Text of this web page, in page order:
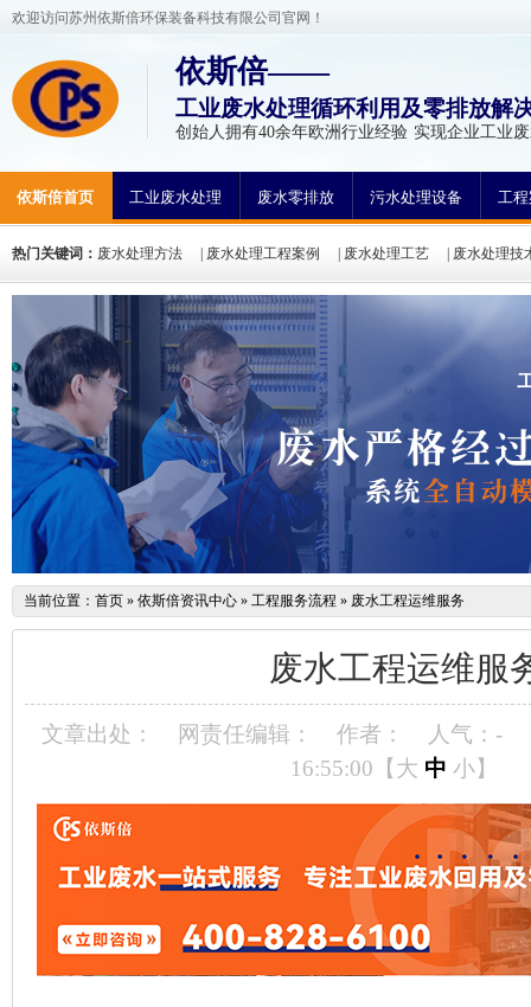
欢迎访问苏州依斯倍环保装备科技有限公司官网！
依斯倍——
工业废水处理循环利用及零排放解
创始人拥有40余年欧洲行业经验 实现企业工业
依斯倍首页 工业废水处理 废水零排放 污水处理设备 工
热门关键词： 废水处理方法 废水处理工程案例 废水处理工艺 废水处理技
当前位置： 首页 » 依斯倍资讯中心 » 工程服务流程 » 废水工程运维服务
废水工程运维服
文章出处： 网责任编辑： 作者： 人气： -
16:55:00【大 中 小】